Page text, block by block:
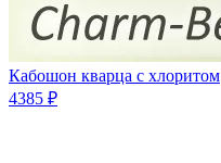
Кабошон кварца с хлоритом
4385 ₽